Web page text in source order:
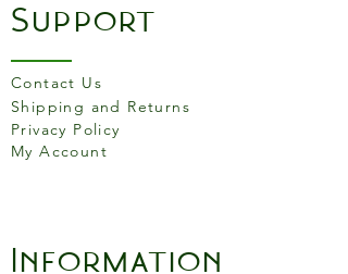
Support
Contact Us
Shipping and Returns
Privacy Policy
My Account
Information